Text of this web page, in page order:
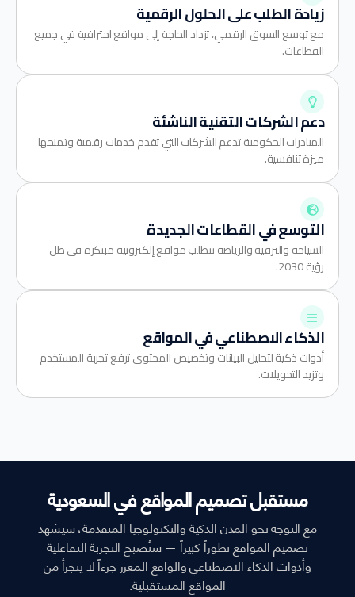
زيادة الطلب على الحلول الرقمية
مع توسع السوق الرقمي، تزداد الحاجة إلى مواقع احترافية في جميع
القطاعات.
دعم الشركات التقنية الناشئة
المبادرات الحكومية تدعم الشركات التي تقدم خدمات رقمية وتمنحها
ميزة تنافسية.
التوسع في القطاعات الجديدة
السياحة والترفيه والرياضة تتطلب مواقع إلكترونية مبتكرة في ظل
رؤية 2030.
الذكاء الاصطناعي في المواقع
أدوات ذكية لتحليل البيانات وتخصيص المحتوى ترفع تجربة المستخدم
وتزيد التحويلات.
مستقبل تصميم المواقع في السعودية
مع التوجه نحو المدن الذكية والتكنولوجيا المتقدمة، سيشهد
تصميم المواقع تطوراً كبيراً — ستُصبح التجربة التفاعلية
وأدوات الذكاء الاصطناعي والواقع المعزز جزءاً لا يتجزأ من
المواقع المستقبلية.